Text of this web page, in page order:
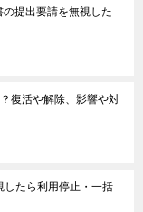
提出要請を無視した
復活や解除、影響や対
したら利用停止・一括